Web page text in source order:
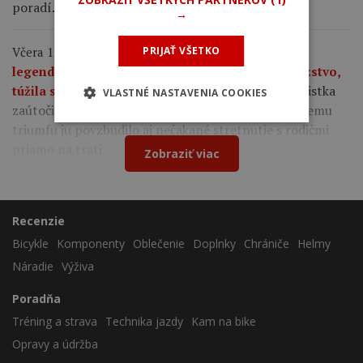
poradí.
Včera 12:36
Kasia Niewiadoma po triumfe na
legendárnom Mont Ventoux: Nešlo mi iba o víťazstvo,
túžila som po tom nádhernom pocite. Poľská cyklistka
zaútočila ďaleko pred vrcholom, pričom k emotívnemu
triumfu ju povzbudilo aj nečakané stretnutie s rodičmi
Zobraziť viac
Recenzie
Bicykle
Komponenty Oblečenie Doplnky Chrániče
Helmy
Náradie Výživa
Poradňa
Tréning a strava
Technika jazdy
Kam na bike
Opravy a údržba
→
PRIJAŤ VŠETKO
VLASTNÉ NASTAVENIA COOKIES